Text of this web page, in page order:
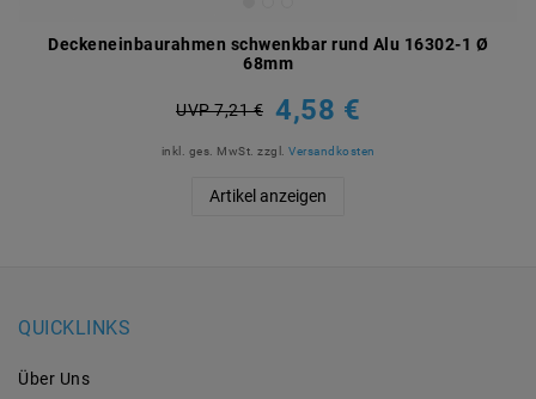
Deckeneinbaurahmen schwenkbar rund Alu 16302-1 Ø
68mm
UVP 7,21 € 4,58 €
inkl. ges. MwSt. zzgl. Versandkosten
Artikel anzeigen
QUICKLINKS
Über Uns